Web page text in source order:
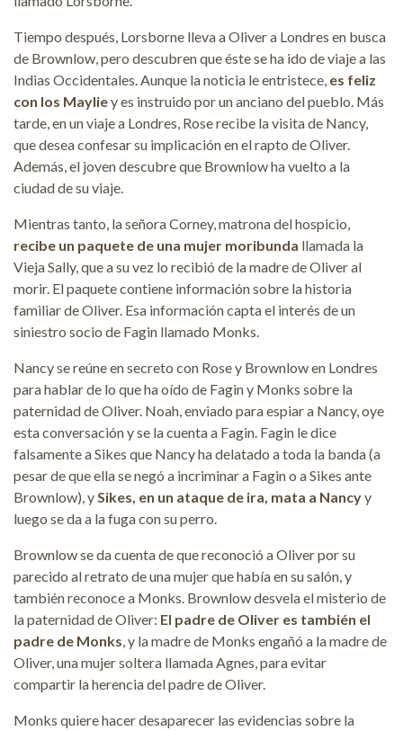
Tiempo después, Lorsborne lleva a Oliver a Londres en busca
de Brownlow, pero descubren que éste se ha ido de viaje a las
Indias Occidentales. Aunque la noticia le entristece, es feliz
con los Mayliey es instruido por un anciano del pueblo. Más
tarde, en un viaje a Londres, Rose recibe la visita de Nancy,
que desea confesar su implicación en el rapto de Oliver.
Además, el joven descubre que Brownlow ha vuelto a la
ciudad de su viaje.
Mientras tanto, la señora Corney, matrona del hospicio,
recibe un paquete de una mujer moribunda llamada la
Vieja Sally, que a su vez lo recibió de la madre de Oliver al
morir. El paquete contiene información sobre la historia
familiar de Oliver. Esa información capta el interés de un
siniestro socio de Fagin llamado Monks.
Nancy se reúne en secreto con Rose y Brownlow en Londres
para hablar de lo que ha oído de Fagin y Monks sobre la
paternidad de Oliver. Noah, enviado para espiar a Nancy, oye
esta conversación y se la cuenta a Fagin. Fagin le dice
falsamente a Sikes que Nancy ha delatado a toda la banda (a
pesar de que ella se negó a incriminar a Fagin o a Sikes ante
Brownlow), y Sikes, en un ataque de ira, mata a Nancyy
luego se da a la fuga con su perro.
Brownlow se da cuenta de que reconoció a Oliver por su
parecido al retrato de una mujer que había en su salón, y
también reconoce a Monks. Brownlow desvela el misterio de
la paternidad de Oliver: El padre de Oliver es también el
padre de Monks , y la madre de Monks engañó a la madre de
Oliver, una mujer soltera llamada Agnes, para evitar
compartir la herencia del padre de Oliver.
Monks quiere hacer desaparecer las evidencias sobre la